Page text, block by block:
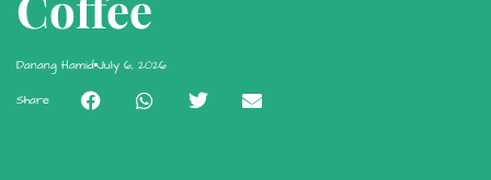
Danang Hamid July 6, 2026
Share